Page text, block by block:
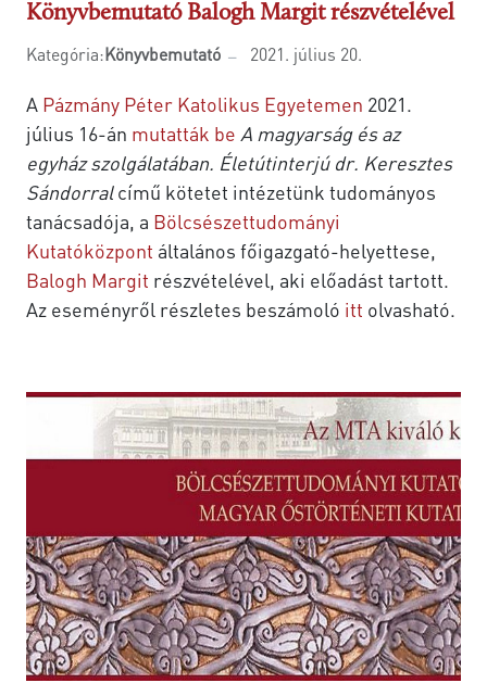
Könyvbemutató Balogh Margit részvételével
Kategória:Könyvbemutató 2021. július 20.
A Pázmány Péter Katolikus Egyetemen 2021.
július 16-án mutatták be A magyarság és az
egyház szolgálatában. Életútinterjú dr. Keresztes
Sándorralcímű kötetet intézetünk tudományos
tanácsadója, a Bölcsészettudományi
Kutatóközpont általános főigazgató-helyettese,
Balogh Margit részvételével, aki előadást tartott.
Az eseményről részletes beszámoló itt olvasható.